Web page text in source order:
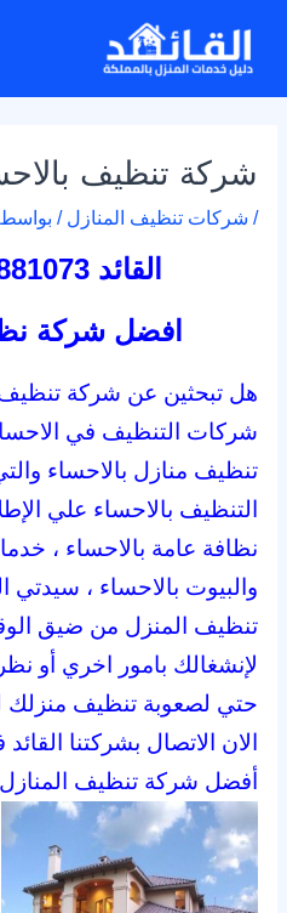
المحتوى
شركة تنظيف
/ شركات تنظيف المنازل /
القائد 00201000881073
افضل شركة
هل تبحثين عن شركة
شركات التنظيف في
تنظيف منازل بالاحساء
التنظيف بالاحساء علي
نظافة عامة بالاحساء ،
والبيوت بالاحساء ، سيدتي
تنظيف المنزل من ضيق
لإنشغالك بامور اخري أو
حتي لصعوبة تنظيف منزلك
الان الاتصال بشركتنا
أفضل شركة تنظيف
navigation